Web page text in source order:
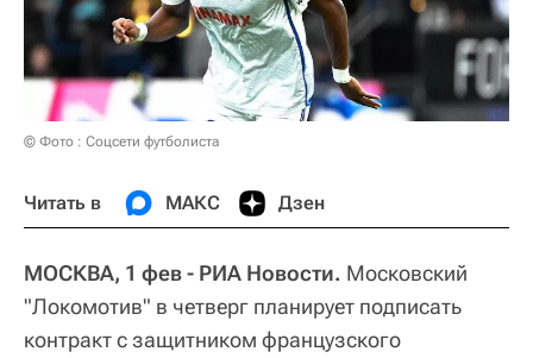
© Фото : Соцсети футболиста
Читать в МАКС Дзен
МОСКВА, 1 фев - РИА Новости. Московский
"Локомотив" в четверг планирует подписать
контракт с защитником французского